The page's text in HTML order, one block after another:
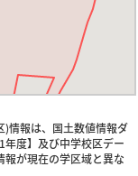
)情報は、国土数値情報ダ
度】及び中学校区デー
が現在の学区域と異な